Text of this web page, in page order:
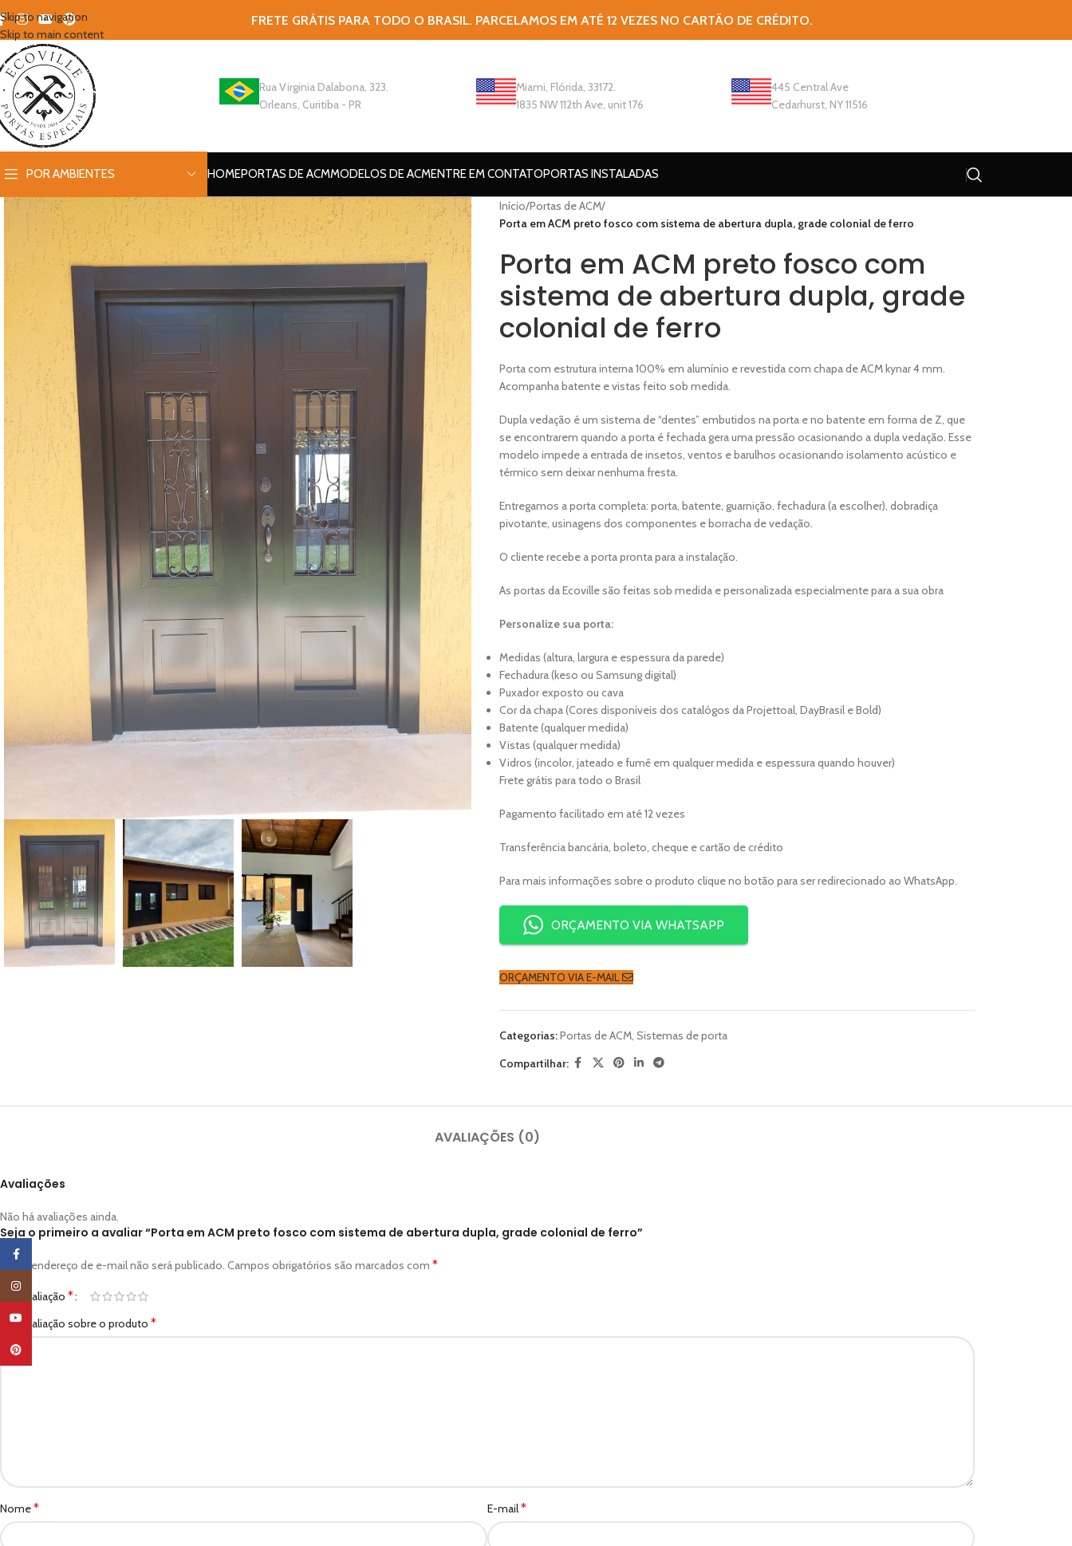
Skip to navigation
Skip to main content
FRETE GRÁTIS PARA TODO O BRASIL. PARCELAMOS EM ATÉ 12 VEZES NO CARTÃO DE CRÉDITO.
Rua Virginia Dalabona, 323.
Orleans, Curitiba - PR
Miami, Flórida, 33172.
1835 NW 112th Ave, unit 176
445 Central Ave
Cedarhurst, NY 11516
POR AMBIENTES HOMEPORTAS DE ACMMODELOS DE ACMENTRE EM CONTATOPORTAS INSTALADAS
Início/Portas de ACM/
Porta em ACM preto fosco com sistema de abertura dupla, grade colonial de ferro
Porta em ACM preto fosco com
sistema de abertura dupla, grade
colonial de ferro
Porta com estrutura interna 100% em alumínio e revestida com chapa de ACM kynar 4 mm.
Acompanha batente e vistas feito sob medida.
Dupla vedação é um sistema de “dentes” embutidos na porta e no batente em forma de Z, que
se encontrarem quando a porta é fechada gera uma pressão ocasionando a dupla vedação. Esse
modelo impede a entrada de insetos, ventos e barulhos ocasionando isolamento acústico e
térmico sem deixar nenhuma fresta.
Entregamos a porta completa: porta, batente, guarnição, fechadura (a escolher), dobradiça
pivotante, usinagens dos componentes e borracha de vedação.
O cliente recebe a porta pronta para a instalação.
As portas da Ecoville são feitas sob medida e personalizada especialmente para a sua obra
Personalize sua porta:
Medidas (altura, largura e espessura da parede)
Fechadura (keso ou Samsung digital)
Puxador exposto ou cava
Cor da chapa (Cores disponíveis dos catalógos da Projettoal, DayBrasil e Bold)
Batente (qualquer medida)
Vistas (qualquer medida)
Vidros (incolor, jateado e fumê em qualquer medida e espessura quando houver)
Frete grátis para todo o Brasil
Pagamento facilitado em até 12 vezes
Transferência bancária, boleto, cheque e cartão de crédito
Para mais informações sobre o produto clique no botão para ser redirecionado ao WhatsApp.
ORÇAMENTO VIA WHATSAPP
ORÇAMENTO VIA E-MAIL
Categorias:Portas de ACM, Sistemas de porta
Compartilhar:
AVALIAÇÕES (0)
Avaliações
Não há avaliações ainda.
Seja o primeiro a avaliar “Porta em ACM preto fosco com sistema de abertura dupla, grade colonial de ferro”
O seu endereço de e-mail não será publicado. Campos obrigatórios são marcados com *
Sua avaliação *
Sua avaliação sobre o produto *
Nome* E-mail*
YouTube